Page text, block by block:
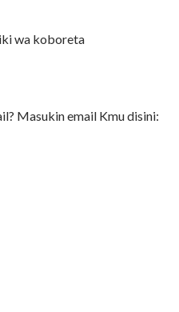
wa koboreta
Masukin email Kmu disini: